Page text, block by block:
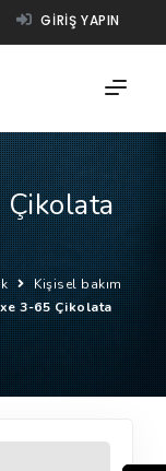
GIRIŞ YAPIN
Kişisel bakım
3-65 Çikolata